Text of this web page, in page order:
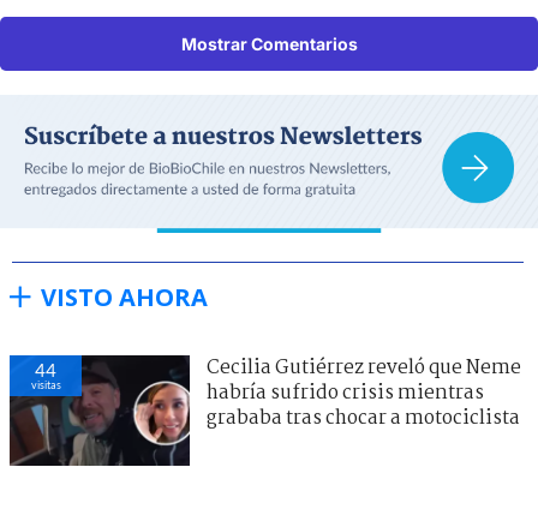
Mostrar Comentarios
VISTO AHORA
44
visitas
Cecilia Gutiérrez reveló que Neme
habría sufrido crisis mientras
grababa tras chocar a motociclista